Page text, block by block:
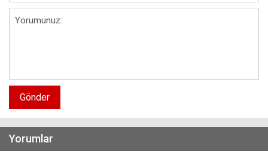
Gönder
Yorumlar